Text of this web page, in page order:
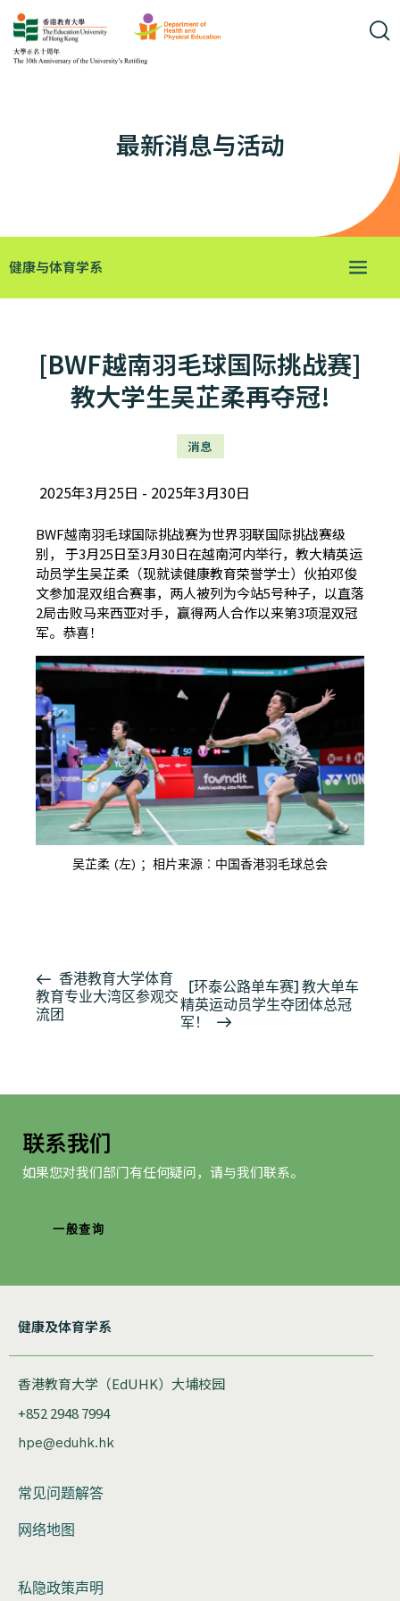
最新消息与活动
健康与体育学系
[BWF越南羽毛球国际挑战赛]
教大学生吴芷柔再夺冠!
消息
2025年3月25日 2025年3月30日
BWF越南羽毛球国际挑战赛为世界羽联国际挑战赛级
别， 于3月25日至3月30日在越南河内举行，教大精英运
动员学生吴芷柔（现就读健康教育荣誉学士）伙拍邓俊
文参加混双组合赛事，两人被列为今站5号种子，以直落
2局击败马来西亚对手，赢得两人合作以来第3项混双冠
军。恭喜！
吴芷柔 (左) ；相片来源︰中国香港羽毛球总会
活
动
导
香港教育大学体育
教育专业大湾区参观交
流团
[环泰公路单车赛] 教大单车
精英运动员学生夺团体总冠
军！
联系我们
如果您对我们部门有任何疑问，请与我们联系。
一般查询
健康及体育学系
香港教育大学（EdUHK）大埔校园
+852 2948 7994
hpe@eduhk.hk
常见问题解答
网络地图
私隐政策声明